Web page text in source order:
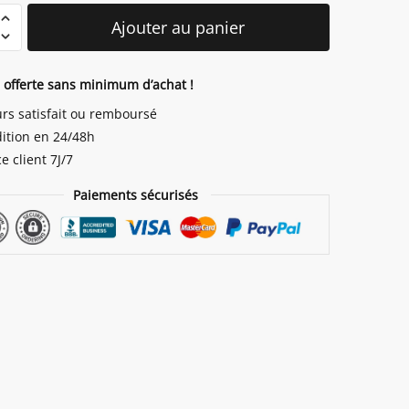
Ajouter au panier
offerte sans minimum d’achat !
satisfait ou remboursé
en 24/48h
client 7J/7
Paiements sécurisés